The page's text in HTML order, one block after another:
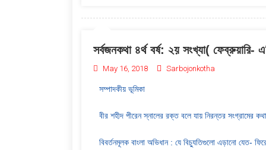
সর্বজনকথা ৪র্থ বর্ষ: ২য় সংখ্যা( ফেব্রুয়ারি-
May 16, 2018 Sarbojonkotha
সম্পাদকীয় ভূমিকা
বীর শহীদ পীরেন স্নালের রক্ত বলে যায় নিরন্তর সংগ্রামের কথা
বিবর্তনমূলক বাংলা অভিধান : যে বিচ্যুতিগুলো এড়ানো যেত-